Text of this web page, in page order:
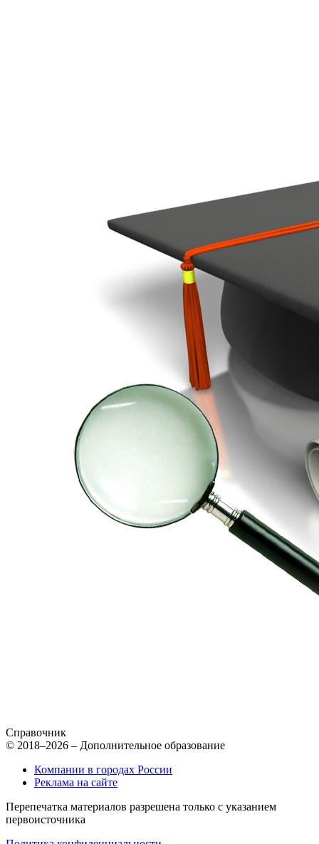
Справочник
© 2018–2026 – Дополнительное образование
Компании в городах России
Реклама на сайте
Перепечатка материалов разрешена только с указанием
первоисточника